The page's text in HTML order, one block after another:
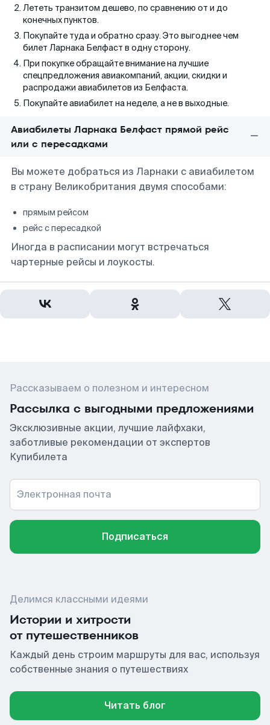
Лететь транзитом дешево, по сравнению от и до
конечных пунктов.
Покупайте туда и обратно сразу. Это выгоднее чем
билет Ларнака Белфаст в одну сторону.
При покупке обращайте внимание на лучшие
спецпредложения авиакомпаний, акции, скидки и
распродажи авиабилетов из Белфаста.
Покупайте авиабилет на неделе, а не в выходные.
Авиабилеты Ларнака Белфаст прямой рейс
или с пересадками
Вы можете добраться из Ларнаки с авиабилетом
в страну Великобритания двумя способами:
прямым рейсом
рейс с пересадкой
Иногда в расписании могут встречаться
чартерные рейсы и лоукосты.
Рассказываем о полезном и интересном
Рассылка с выгодными предложениями
Эксклюзивные акции, лучшие лайфхаки,
заботливые рекомендации от экспертов
Купибилета
Электронная почта
Подписаться
Делимся классными идеями
Истории и хитрости
от путешественников
Каждый день строим маршруты для вас, используя
собственные знания о путешествиях
Читать блог